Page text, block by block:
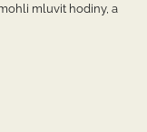
mluvit hodiny, a